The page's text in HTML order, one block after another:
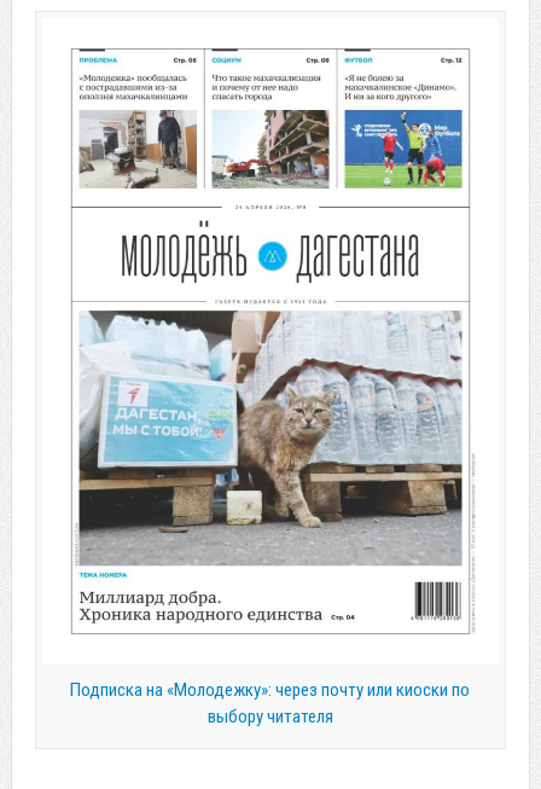
Подписка на «Молодежку»: через почту или киоски по
выбору читателя